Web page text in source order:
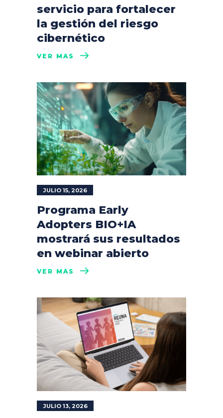
servicio para fortalecer
la gestión del riesgo
cibernético
VER MÁS
JULIO 15, 2026
Programa Early
Adopters BIO+IA
mostrará sus resultados
en webinar abierto
VER MÁS
JULIO 13, 2026